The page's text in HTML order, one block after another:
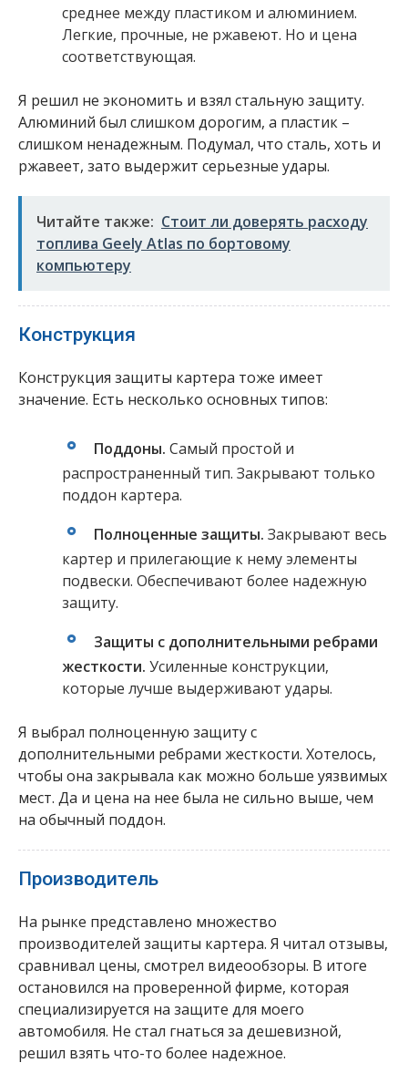
среднее между пластиком и алюминием.
Легкие, прочные, не ржавеют. Но и цена
соответствующая.
Я решил не экономить и взял стальную защиту.
Алюминий был слишком дорогим, а пластик –
слишком ненадежным. Подумал, что сталь, хоть и
ржавеет, зато выдержит серьезные удары.
Читайте также: Стоит ли доверять расходу
топлива Geely Atlas по бортовому
компьютеру
Конструкция
Конструкция защиты картера тоже имеет
значение. Есть несколько основных типов:
Поддоны. Самый простой и
распространенный тип. Закрывают только
поддон картера.
Полноценные защиты. Закрывают весь
картер и прилегающие к нему элементы
подвески. Обеспечивают более надежную
защиту.
Защиты с дополнительными ребрами
жесткости. Усиленные конструкции,
которые лучше выдерживают удары.
Я выбрал полноценную защиту с
дополнительными ребрами жесткости. Хотелось,
чтобы она закрывала как можно больше уязвимых
мест. Да и цена на нее была не сильно выше, чем
на обычный поддон.
Производитель
На рынке представлено множество
производителей защиты картера. Я читал отзывы,
сравнивал цены, смотрел видеообзоры. В итоге
остановился на проверенной фирме, которая
специализируется на защите для моего
автомобиля. Не стал гнаться за дешевизной,
решил взять что-то более надежное.